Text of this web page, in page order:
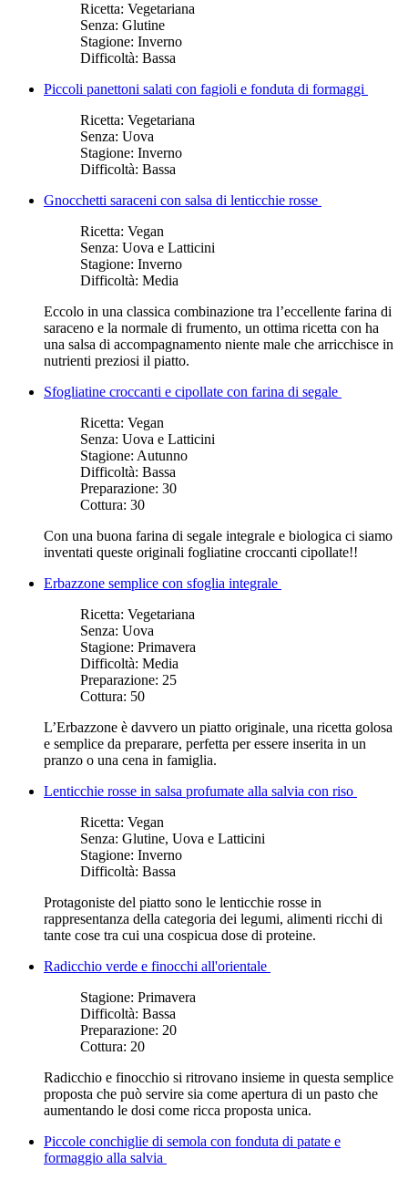
Ricetta: Vegetariana
Senza: Glutine
Stagione: Inverno
Difficoltà: Bassa
Piccoli panettoni salati con fagioli e fonduta di formaggi
Ricetta: Vegetariana
Senza: Uova
Stagione: Inverno
Difficoltà: Bassa
Gnocchetti saraceni con salsa di lenticchie rosse
Ricetta: Vegan
Senza: Uova e Latticini
Stagione: Inverno
Difficoltà: Media
Eccolo in una classica combinazione tra l’eccellente farina di
saraceno e la normale di frumento, un ottima ricetta con ha
una salsa di accompagnamento niente male che arricchisce in
nutrienti preziosi il piatto.
Sfogliatine croccanti e cipollate con farina di segale
Ricetta: Vegan
Senza: Uova e Latticini
Stagione: Autunno
Difficoltà: Bassa
Preparazione: 30
Cottura: 30
Con una buona farina di segale integrale e biologica ci siamo
inventati queste originali fogliatine croccanti cipollate!!
Erbazzone semplice con sfoglia integrale
Ricetta: Vegetariana
Senza: Uova
Stagione: Primavera
Difficoltà: Media
Preparazione: 25
Cottura: 50
L’Erbazzone è davvero un piatto originale, una ricetta golosa
e semplice da preparare, perfetta per essere inserita in un
pranzo o una cena in famiglia.
Lenticchie rosse in salsa profumate alla salvia con riso
Ricetta: Vegan
Senza: Glutine, Uova e Latticini
Stagione: Inverno
Difficoltà: Bassa
Protagoniste del piatto sono le lenticchie rosse in
rappresentanza della categoria dei legumi, alimenti ricchi di
tante cose tra cui una cospicua dose di proteine.
Radicchio verde e finocchi all'orientale
Stagione: Primavera
Difficoltà: Bassa
Preparazione: 20
Cottura: 20
Radicchio e finocchio si ritrovano insieme in questa semplice
proposta che può servire sia come apertura di un pasto che
aumentando le dosi come ricca proposta unica.
Piccole conchiglie di semola con fonduta di patate e
formaggio alla salvia